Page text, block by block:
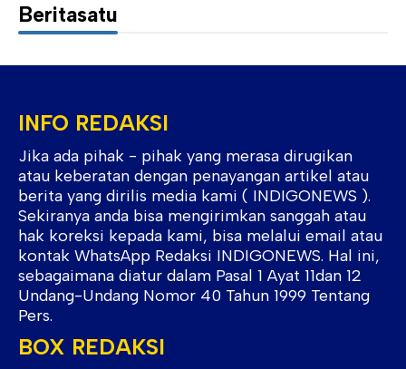
Beritasatu
INFO REDAKSI
Jika ada pihak - pihak yang merasa dirugikan
atau keberatan dengan penayangan artikel atau
berita yang dirilis media kami ( INDIGONEWS ).
Sekiranya anda bisa mengirimkan sanggah atau
hak koreksi kepada kami, bisa melalui email atau
kontak WhatsApp Redaksi INDIGONEWS. Hal ini,
sebagaimana diatur dalam Pasal 1 Ayat 11dan 12
Undang-Undang Nomor 40 Tahun 1999 Tentang
Pers.
BOX REDAKSI